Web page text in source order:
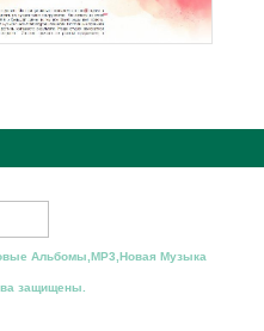
Альбомы,MP3,Новая Музыка
защищены.